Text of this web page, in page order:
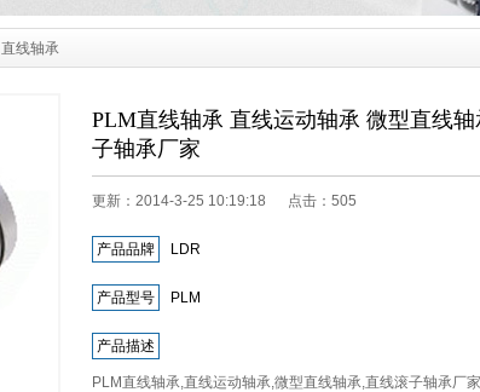
直线轴承
PLM直线轴承 直线运动轴承 微型直线
子轴承厂家
更新：2014-3-25 10:19:18 点击： 505
产品品牌 LDR
产品型号 PLM
产品描述
PLM直线轴承,直线运动轴承,微型直线轴承,直线滚子轴承厂